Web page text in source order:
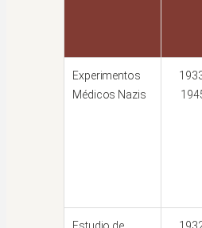
Experimentos
Médicos Nazis
Estudio de